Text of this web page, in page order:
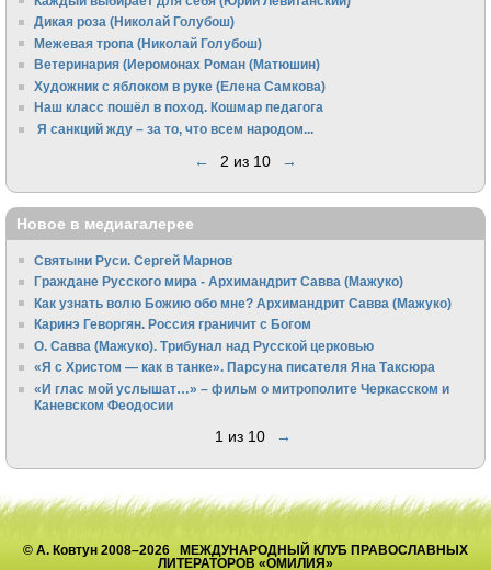
Дикая роза (Николай Голубош)
Межевая тропа (Николай Голубош)
Ветеринария (Иеромонах Роман (Матюшин)
Художник с яблоком в руке (Елена Самкова)
Наш класс пошёл в поход. Кошмар педагога
Я санкций жду – за то, что всем народом...
← 2 из 10 →
Новое в медиагалерее
Святыни Руси. Сергей Марнов
Граждане Русского мира - Архимандрит Савва (Мажуко)
Как узнать волю Божию обо мне? Архимандрит Савва (Мажуко)
Каринэ Геворгян. Россия граничит с Богом
О. Савва (Мажуко). Трибунал над Русской церковью
«Я с Христом — как в танке». Парсуна писателя Яна Таксюра
«И глас мой услышат…» – фильм о митрополите Черкасском и
Каневском Феодосии
1 из 10 →
© А. Ковтун 2008–2026 МЕЖДУНАРОДНЫЙ КЛУБ ПРАВОСЛАВНЫХ
ЛИТЕРАТОРОВ «ОМИЛИЯ»